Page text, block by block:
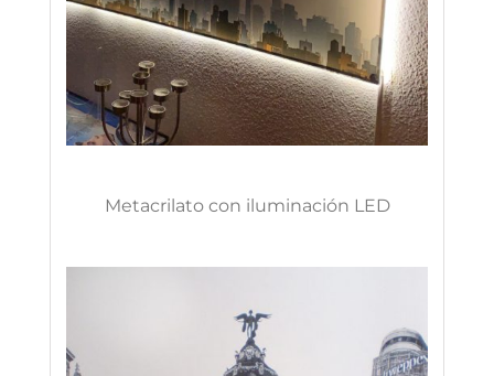
Metacrilato con iluminación LED